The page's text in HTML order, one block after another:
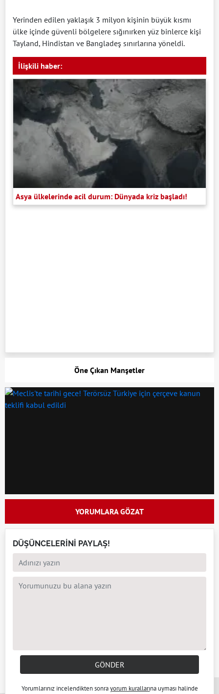
Yerinden edilen yaklaşık 3 milyon kişinin büyük kısmı
ülke içinde güvenli bölgelere sığınırken yüz binlerce kişi
Tayland, Hindistan ve Bangladeş sınırlarına yöneldi.
İlişkili haber:
Asya ülkelerinde acil durum: Dünyada kriz başladı!
Öne Çıkan Manşetler
YORUMLARA GÖZAT
DÜŞÜNCELERİNİ PAYLAŞ!
GÖNDER
Yorumlarınız incelendikten sonrayorum kurallarına uyması halinde